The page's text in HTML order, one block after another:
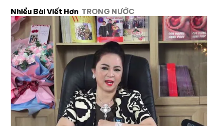
Nhiều Bài Viết Hơn TRONG NƯỚC